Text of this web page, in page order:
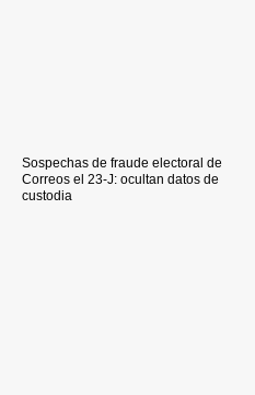
Sospechas de fraude electoral de
Correos el 23-J: ocultan datos de
custodia